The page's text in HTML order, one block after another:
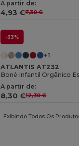
A partir de:
4,93 €7,30 €
-33%
+1
ATLANTIS AT232
Boné Infantil Orgânico
A partir de:
8,30 €12,30 €
Exibindo Todos Os